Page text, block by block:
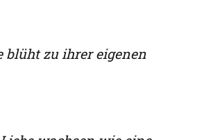
blüht zu ihrer eigenen